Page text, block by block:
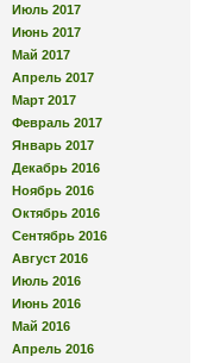
Июль 2017
Июнь 2017
Май 2017
Апрель 2017
Март 2017
Февраль 2017
Январь 2017
Декабрь 2016
Ноябрь 2016
Октябрь 2016
Сентябрь 2016
Август 2016
Июль 2016
Июнь 2016
Май 2016
Апрель 2016